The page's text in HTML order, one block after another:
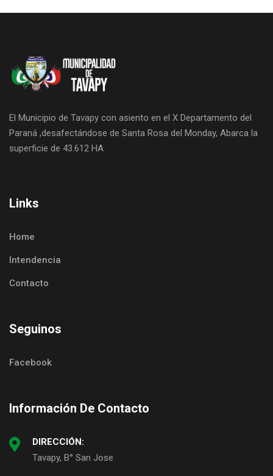
El Municipio de Tavapy con asiento en el X Departamento del
Paraná ,desafectándose de Santa Rosa del Monday, Abarca la
superficie de 43.612 HA
Links
Home
Intendencia
Contacto
Seguinos
Facebook
Información De Contacto
DIRECCIÓN:
Tavapy, B° San Jose